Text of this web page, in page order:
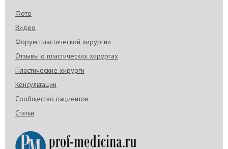
Фото
Видео
Форум пластической хирургии
Отзывы о пластических хирургах
Пластические хирурги
Консультации
Сообщество пациентов
Статьи